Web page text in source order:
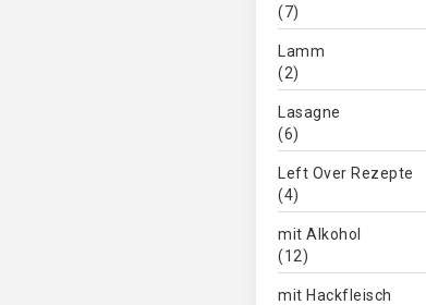
(7)
Lamm
(2)
Lasagne
(6)
Left Over Rezepte
(4)
mit Alkohol
(12)
mit Hackfleisch